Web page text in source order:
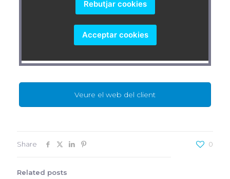
Veure el web del client
Share 0
Related posts